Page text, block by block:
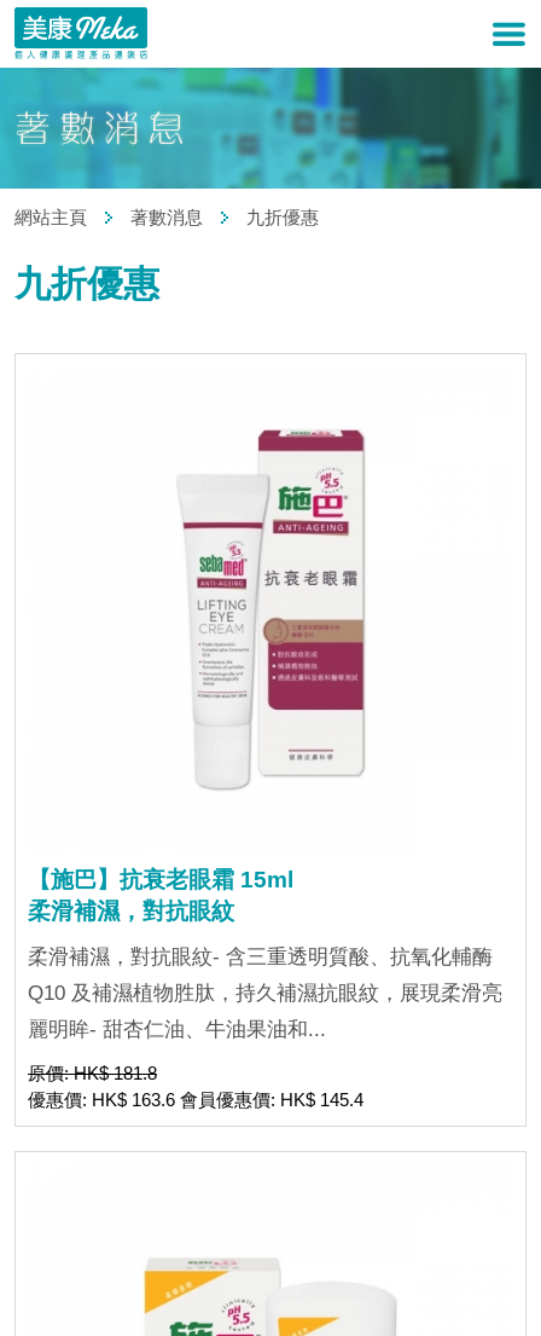
網站主頁 著數消息 九折優惠
九折優惠
【施巴】抗衰老眼霜 15ml
柔滑補濕，對抗眼紋
柔滑補濕，對抗眼紋- 含三重透明質酸、抗氧化輔酶
Q10 及補濕植物胜肽，持久補濕抗眼紋，展現柔滑亮
麗明眸- 甜杏仁油、牛油果油和...
原價: HK$ 181.8
優惠價: HK$ 163.6 會員優惠價: HK$ 145.4